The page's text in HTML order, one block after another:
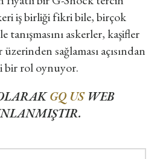
iş birliği fikri bile, birçok
tanışmasını askerler, kaşifler
sağlaması açısından
bir rol oynuyor.
GQ USWEB